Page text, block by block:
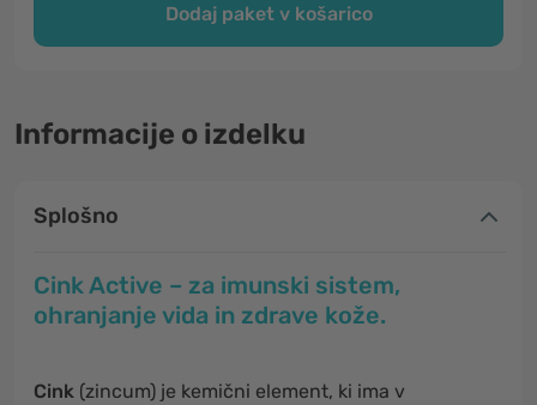
Dodaj paket v košarico
Informacije o izdelku
Splošno
Cink Active – za imunski sistem,
ohranjanje vida in zdrave kože.
Cink (zincum) je kemični element, ki ima v